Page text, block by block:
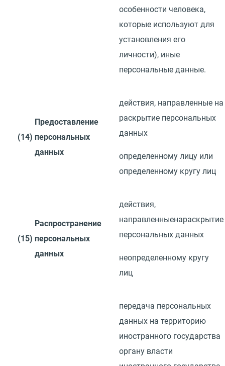
особенности человека,
которые используют для
установления его
личности), иные
персональные данные.
(14)
Предоставление
персональных
данных
действия, направленные на
раскрытие персональных
данных
определенному лицу или
определенному кругу лиц
(15)
Распространение
персональных
данных
действия,
направленныенараскрытие
персональных данных
неопределенному кругу
лиц
передача персональных
данных на территорию
иностранного государства
органу власти